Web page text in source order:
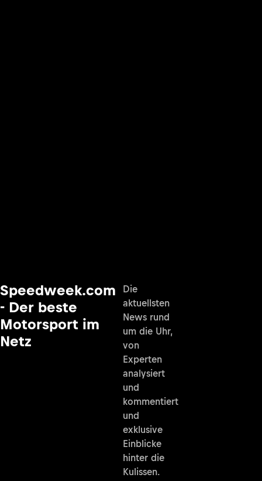
Speedweek.com
- Der beste
Motorsport im
Netz
Die
aktuellsten
News rund
um die Uhr,
von
Experten
analysiert
und
kommentiert
und
exklusive
Einblicke
hinter die
Kulissen.